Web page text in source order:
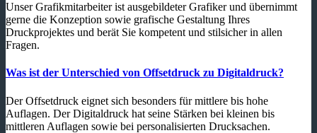
Unser Grafikmitarbeiter ist ausgebildeter Grafiker und übernimmt
gerne die Konzeption sowie grafische Gestaltung Ihres
Druckprojektes und berät Sie kompetent und stilsicher in allen
Fragen.
Was ist der Unterschied von Offsetdruck zu Digitaldruck?
Der Offsetdruck eignet sich besonders für mittlere bis hohe
Auflagen. Der Digitaldruck hat seine Stärken bei kleinen bis
mittleren Auflagen sowie bei personalisierten Drucksachen.